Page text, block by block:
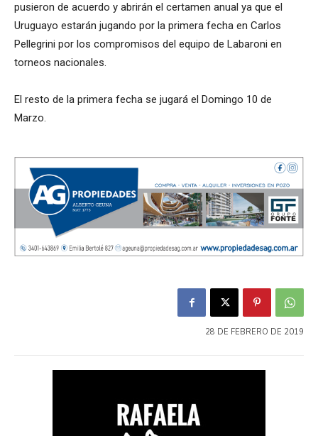
pusieron de acuerdo y abrirán el certamen anual ya que el
Uruguayo estarán jugando por la primera fecha en Carlos
Pellegrini por los compromisos del equipo de Labaroni en
torneos nacionales.
El resto de la primera fecha se jugará el Domingo 10 de
Marzo.
28 DE FEBRERO DE 2019